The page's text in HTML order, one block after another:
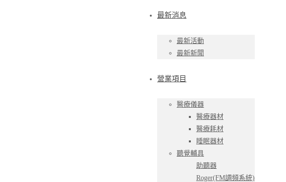
最新消息
最新活動
最新新聞
營業項目
醫療儀器
醫療器材
醫療耗材
睡眠器材
聽覺輔具
助聽器
Roger(FM調頻系統)